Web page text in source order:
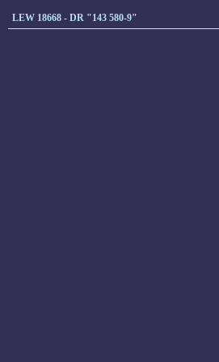
LEW 18668 - DR "143 580-9"